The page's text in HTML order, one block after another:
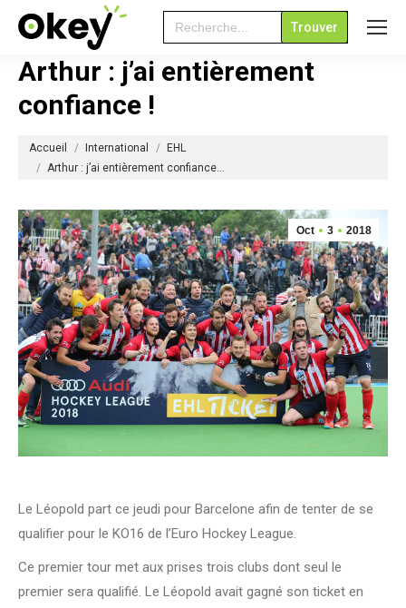
Search
for:
Arthur : j’ai entièrement
confiance !
Accueil International
EHL
Arthur : j’ai entièrement confiance…
Oct 3 2018
Le Léopold part ce jeudi pour Barcelone afin de tenter de se
qualifier pour le KO16 de l’Euro Hockey League.
Ce premier tour met aux prises trois clubs dont seul le
premier sera qualifié. Le Léopold avait gagné son ticket en